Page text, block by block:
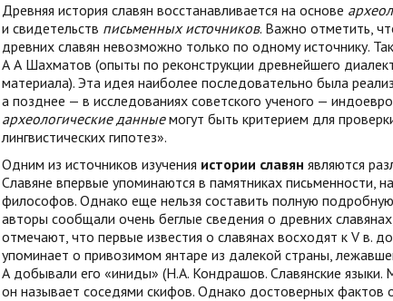
Древняя история славян восстанавливается на основе
и свидетельств письменных источников. Важно отметить,
древних славян невозможно только по одному источнику.
А А Шахматов (опыты по реконструкции древнейшего
материала). Эта идея наиболее последовательно была
а позднее — в исследованиях советского ученого —
археологические данныемогут быть критерием для
лингвистических гипотез».
Одним из источников изучения истории славян являются
Славяне впервые упоминаются в памятниках письменности,
философов. Однако еще нельзя составить полную подробную
авторы сообщали очень беглые сведения о древних
отмечают, что первые известия о славянах восходят к V в.
упоминает о привозимом янтаре из далекой страны,
А добывали его «иниды» (Н.А. Кондрашов. Славянские языки.
он называет соседями скифов. Однако достоверных фактов